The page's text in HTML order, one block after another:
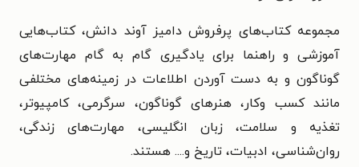
مجموعه کتاب‌های پرفروش دامیز آوند دانش، کتاب‌هایی
آموزشی و راهنما برای یادگیری گام به گام مهارت‌های
گوناگون و به دست آوردن اطلاعات در زمینه‌های مختلفی
مانند کسب وکار، هنرهای گوناگون، سرگرمی، کامپیوتر،
تغذیه و سلامت، زبان انگلیسی، مهارت‌های زندگی،
روان‌شناسی، ادبیات، تاریخ و.... هستند.